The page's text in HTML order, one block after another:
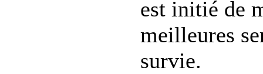
est initié de
meilleures
survie.